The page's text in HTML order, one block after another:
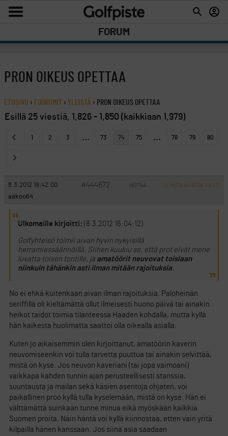
FORUM
PRON OIKEUS OPETTAA
ETUSIVU › FOORUMIT › YLEISTÄ › PRON OIKEUS OPETTAA
Esillä 25 viestiä, 1,826 - 1,850 (kaikkiaan 1,979)
1 2 3 … 73 74 75 … 78 79 80
8.3.2012 19:42:00 #444672 VASTAA ILMOITA ASIATON VIESTI
aakoo64
Ulkomaille kirjoitti: (8.3.2012 16:04:12)
Golfyhteisö toimii aivan hyvin nykyisillä
herramiessäännöillä. Siihen kuuluu se, että prot eivät mene
luvatta toisen tontille, ja amatöörit neuvovat toisiaan
niinkuin tähänkin asti ilman mitään rajoituksia.
No ei ehkä kuitenkaan aivan ilman rajoituksia. Paloheinän
seriffillä oli kieltämättä ollut ilmeisesti huono päivä tai ainakin
heikot taidot toimia tilanteessa Haaden kohdalla, mutta kyllä
hän kaikesta huolimatta saattoi olla oikealla asialla.
Kuten jo aikaisemmin olen kirjoittanut, amatöörin kaverin
neuvomiseenkin voi tulla tarvetta puuttua tai ainakin selvittää,
mistä on kyse. Jos neuvon kaveriani (tai jopa vaimoani)
vaikkapa kahden tunnin ajan perusteellisesti stanssia,
suuntausta ja mailan sekä käsien asentoja ohjaten, voi
paikallinen proo kyllä tulla kyselemään, mistä on kyse. Hän ei
välttämättä suinkaan tunne minua eikä myöskään kaikkia
Suomen proita. Näin häntä voi kyllä kiinnostaa, etten vain yritä
kilpailla hänen kanssaan. Jos siinä asia saadaan